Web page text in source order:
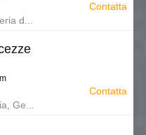
d...
Contatta
Ge...
Contatta